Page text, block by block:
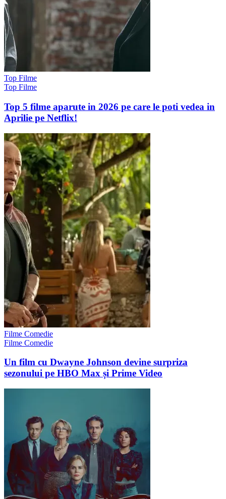
Top Filme
Top Filme
Top 5 filme aparute in 2026 pe care le poti vedea in
Aprilie pe Netflix!
Filme Comedie
Filme Comedie
Un film cu Dwayne Johnson devine surpriza
sezonului pe HBO Max și Prime Video